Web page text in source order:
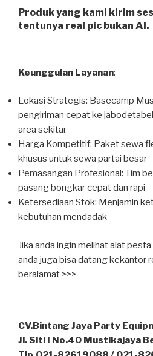
Produk yang kami kirim
tentunya real pic bukan AI.
Keunggulan Layanan:
Lokasi Strategis: Basecamp
pengiriman cepat ke
area sekitar
Harga Kompetitif: Paket sewa
khusus untuk sewa partai besar
Pemasangan Profesional: Tim
pasang bongkar cepat dan rapi
Ketersediaan Stok: Menjamin
kebutuhan mendadak
Jika anda ingin melihat alat
anda juga bisa datang kekantor
beralamat >>>
CV.Bintang Jaya Party
Jl. Siti I No.40 Mustikajaya